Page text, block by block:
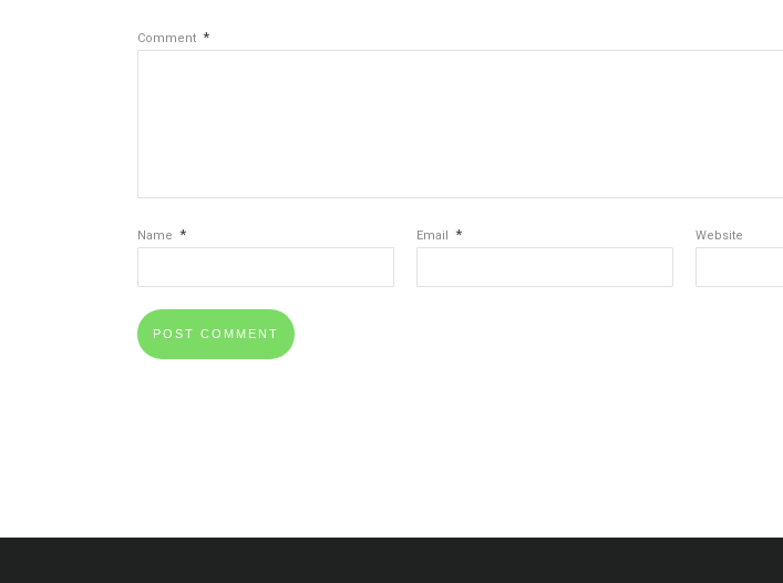
Comment *
Name * Email * Website